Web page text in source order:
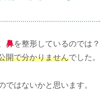
鼻を整形しているのでは？
開で分かりませんでした。
ではないかと思います。